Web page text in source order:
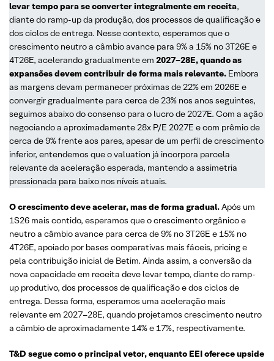
levar tempo para se converter integralmente em receita,
diante do ramp-up da produção, dos processos de qualificação e
dos ciclos de entrega. Nesse contexto, esperamos que o
crescimento neutro a câmbio avance para 9% a 15% no 3T26E e
4T26E, acelerando gradualmente em 2027–28E, quando as
expansões devem contribuir de forma mais relevante. Embora
as margens devam permanecer próximas de 22% em 2026E e
convergir gradualmente para cerca de 23% nos anos seguintes,
seguimos abaixo do consenso para o lucro de 2027E. Com a ação
negociando a aproximadamente 28x P/E 2027E e com prêmio de
cerca de 9% frente aos pares, apesar de um perfil de crescimento
inferior, entendemos que o valuation já incorpora parcela
relevante da aceleração esperada, mantendo a assimetria
pressionada para baixo nos níveis atuais.
O crescimento deve acelerar, mas de forma gradual.Após um
1S26 mais contido, esperamos que o crescimento orgânico e
neutro a câmbio avance para cerca de 9% no 3T26E e 15% no
4T26E, apoiado por bases comparativas mais fáceis, pricing e
pela contribuição inicial de Betim. Ainda assim, a conversão da
nova capacidade em receita deve levar tempo, diante do ramp-
up produtivo, dos processos de qualificação e dos ciclos de
entrega. Dessa forma, esperamos uma aceleração mais
relevante em 2027–28E, quando projetamos crescimento neutro
a câmbio de aproximadamente 14% e 17%, respectivamente.
T&D segue como o principal vetor, enquanto EEI oferece upside